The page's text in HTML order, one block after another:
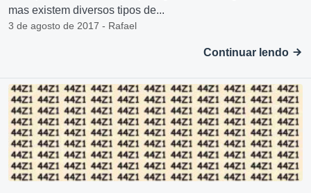
mas existem diversos tipos de...
3 de agosto de 2017 - Rafael
Continuar lendo